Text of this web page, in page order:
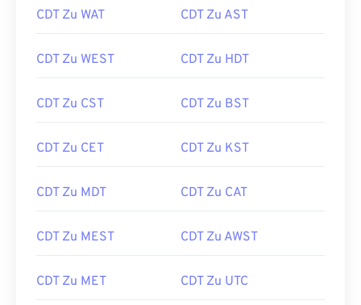
CDT Zu WAT CDT Zu AST
CDT Zu WEST CDT Zu HDT
CDT Zu CST CDT Zu BST
CDT Zu CET CDT Zu KST
CDT Zu MDT CDT Zu CAT
CDT Zu MEST CDT Zu AWST
CDT Zu MET CDT Zu UTC